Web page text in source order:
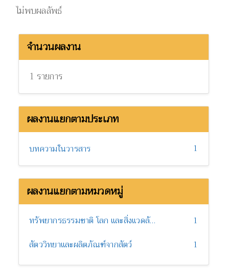
ไม่พบผลลัพธ์
จำนวนผลงาน
1 รายการ
ผลงานแยกตามประเภท
บทความในวารสาร 1
ผลงานแยกตามหมวดหมู่
ทรัพยากรธรรมชาติ โลก และสิ่งแวดล้อม
1
สัตววิทยาและผลิตภัณฑ์จากสัตว์
1